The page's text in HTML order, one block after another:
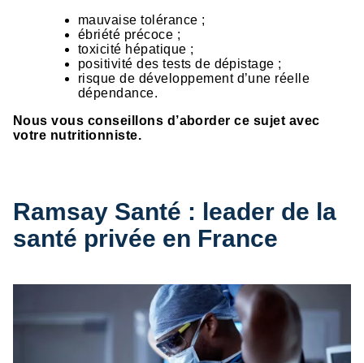
mauvaise tolérance ;
ébriété précoce ;
toxicité hépatique ;
positivité des tests de dépistage ;
risque de développement d’une réelle
dépendance.
Nous vous conseillons d’aborder ce sujet avec
votre nutritionniste.
Ramsay Santé : leader de la
santé privée en France